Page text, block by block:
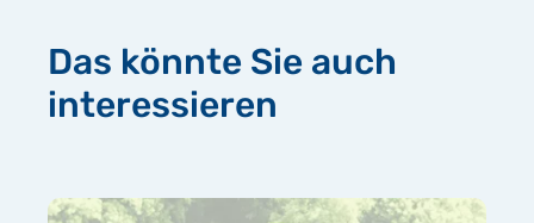
Das könnte Sie auch
interessieren